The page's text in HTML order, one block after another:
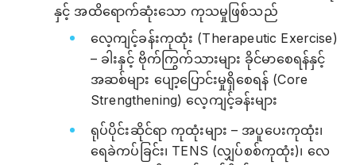
နှင့် အထိရောက်ဆုံးသော ကုသမှုဖြစ်သည်
လေ့ကျင့်ခန်းကုထုံး (Therapeutic Exercise)
– ခါးနှင့် ဗိုက်ကြွက်သားများ ခိုင်မာစေရန်နှင့်
အဆစ်များ ပျော့ပြောင်းမှုရှိစေရန် (Core
Strengthening) လေ့ကျင့်ခန်းများ
ရုပ်ပိုင်းဆိုင်ရာ ကုထုံးများ – အပူပေးကုထုံး၊
ရေခဲကပ်ခြင်း၊ TENS (လျှပ်စစ်ကုထုံး)၊ လေ